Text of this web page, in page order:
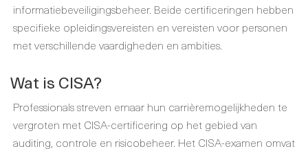
informatiebeveiligingsbeheer. Beide certificeringen hebben
specifieke opleidingsvereisten en vereisten voor personen
met verschillende vaardigheden en ambities.
Wat is CISA?
Professionals streven ernaar hun carrièremogelijkheden te
vergroten met CISA-certificering op het gebied van
auditing, controle en risicobeheer. Het CISA-examen omvat